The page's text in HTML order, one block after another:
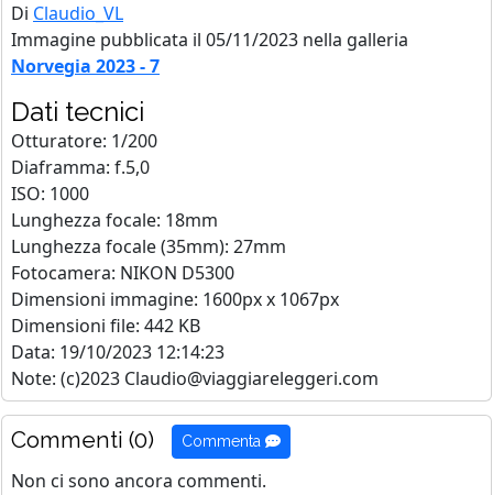
Di Claudio_VL
Immagine pubblicata il 05/11/2023 nella galleria
Norvegia 2023 - 7
Dati tecnici
Otturatore: 1/200
Diaframma: f.5,0
ISO: 1000
Lunghezza focale: 18mm
Lunghezza focale (35mm): 27mm
Fotocamera: NIKON D5300
Dimensioni immagine: 1600px x 1067px
Dimensioni file: 442 KB
Data: 19/10/2023 12:14:23
Note: (c)2023 Claudio@viaggiareleggeri.com
Commenti (0) Commenta
Non ci sono ancora commenti.